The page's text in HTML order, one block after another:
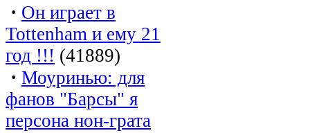
· Он играет в
Tottenham и ему 21
год !!! (41889)
· Моуринью: для
фанов "Барсы" я
персона нон-грата